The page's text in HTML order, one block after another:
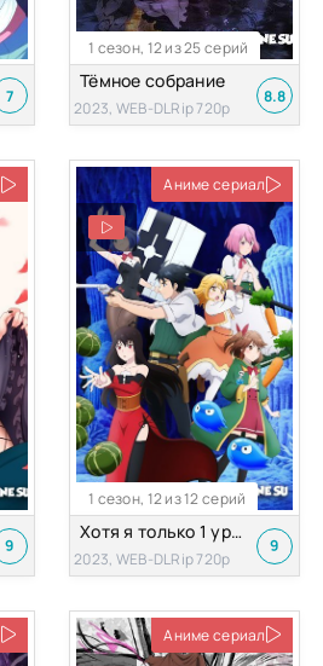
7
1 сезон, 12 из 25 серий
Тёмное собрание
2023, WEB-DLRip 720p
8.8
9
Аниме сериал
1 сезон, 12 из 12 серий
Хотя я только 1 уровень, но с этим уникальным навыком я стану сильнейшим
2023, WEB-DLRip 720p
9
Аниме сериал